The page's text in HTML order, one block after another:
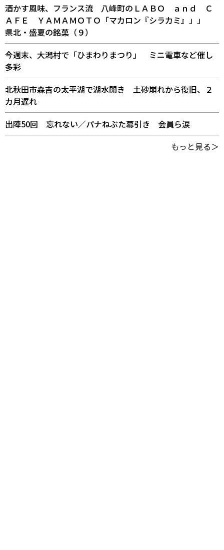
酒かす風味、フランス流 八峰町のＬＡＢＯ ａｎｄ Ｃ
ＡＦＥ ＹＡＭＡＭＯＴＯ「マカロン『シラカミ』」」
県北・盛夏の銘菓（９）
今週末、大潟村で「ひまわりまつり」 ミニ電車など催し
多彩
北秋田市森吉の太平湖で湖水開き 土砂崩れから復旧、２
カ月遅れ
出陣50回 忘れない／パナねぶた幕引き 会員ら涙
もっと見る＞